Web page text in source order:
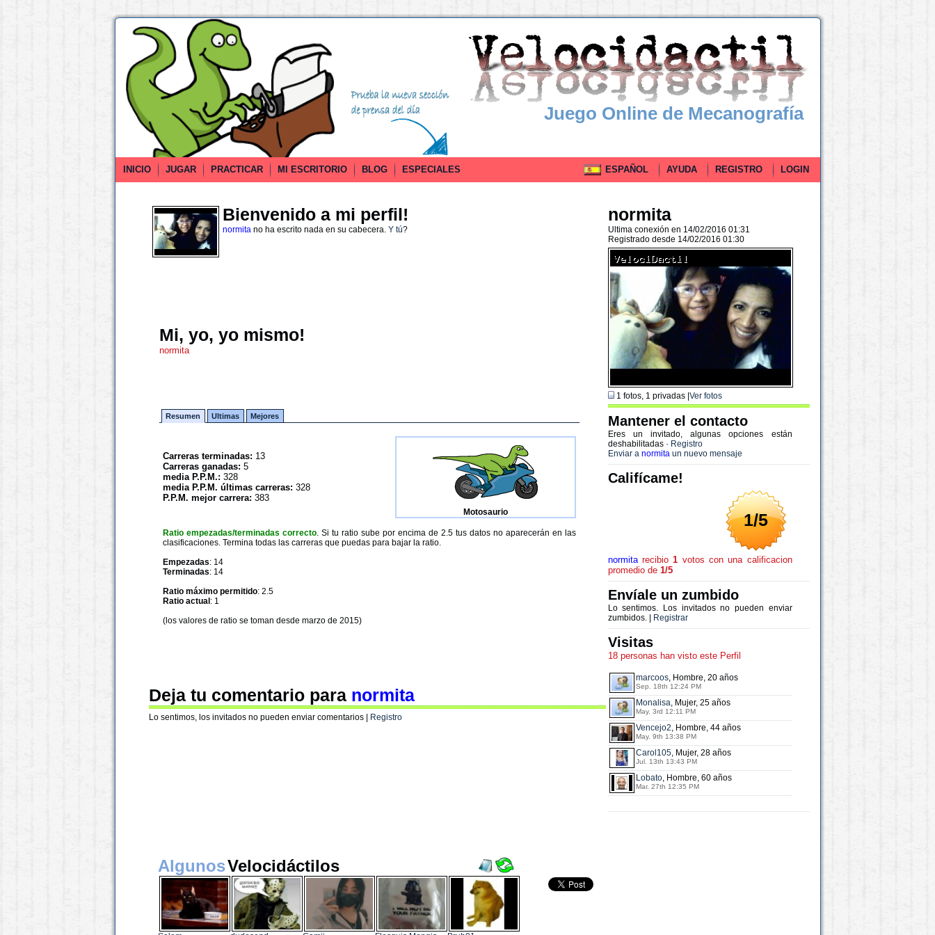
Juego Online de Mecanografía
INICIO JUGAR PRACTICAR MI ESCRITORIO BLOG ESPECIALES ESPAÑOL AYUDA REGISTRO LOGIN
Bienvenido a mi perfil!
normitano ha escrito nada en su cabecera. Y tú?
Mi, yo, yo mismo!
normita
Resumen Ultimas Mejores
Carreras terminadas: 13
Carreras ganadas: 5
media P.P.M.: 328
media P.P.M. últimas carreras: 328
P.P.M. mejor carrera: 383
Motosaurio
Ratio empezadas/terminadas correcto. Si tu ratio sube por encima de 2.5 tus datos no aparecerán en las
clasificaciones. Termina todas las carreras que puedas para bajar la ratio.
Empezadas: 14
Terminadas: 14
Ratio máximo permitido: 2.5
Ratio actual : 1
(los valores de ratio se toman desde marzo de 2015)
Deja tu comentario para normita
Lo sentimos, los invitados no pueden enviar comentarios | Registro
normita
Ultima conexión en 14/02/2016 01:31
Registrado desde 14/02/2016 01:30
1 fotos, 1 privadas | Ver fotos
Mantener el contacto
Eres un invitado, algunas opciones están
deshabilitadas · Registro
Enviar a normitaun nuevo mensaje
Califícame!
1/5
normitarecibio1 votos con una calificacion
promedio de 1/5
Envíale un zumbido
Lo sentimos. Los invitados no pueden enviar
zumbidos. |
Registrar
Visitas
18 personas han visto este Perfil
marcoos, Hombre, 20 años
Sep. 18th 12:24 PM
Monalisa, Mujer, 25 años
May. 3rd 12:11 PM
Vencejo2, Hombre, 44 años
May. 9th 13:38 PM
Carol105, Mujer, 28 años
Jul. 13th 13:43 PM
Lobato, Hombre, 60 años
Mar. 27th 12:35 PM
AlgunosVelocidáctilos